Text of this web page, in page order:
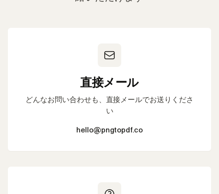
直接メール
どんなお問い合わせも、直接メールでお送りくださ
い
hello@pngtopdf.co